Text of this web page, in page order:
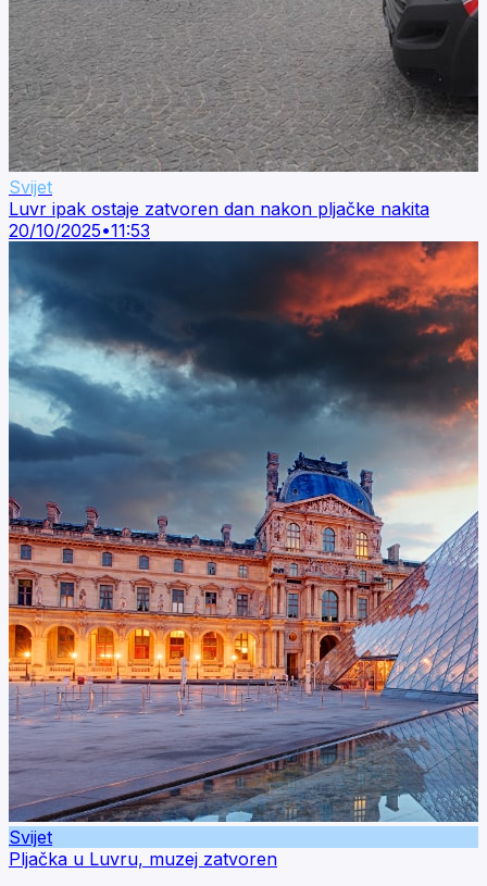
Svijet
Luvr ipak ostaje zatvoren dan nakon pljačke nakita
20/10/2025•11:53
Svijet
Pljačka u Luvru, muzej zatvoren